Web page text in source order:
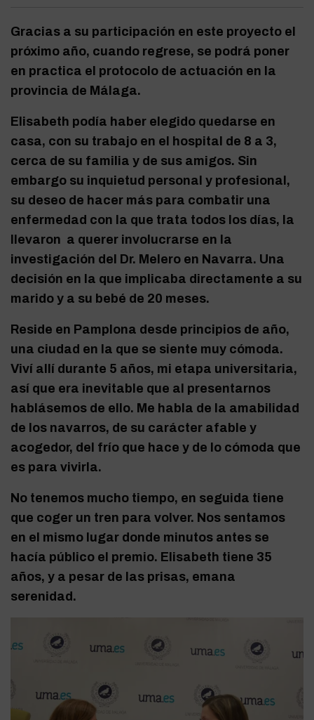
Gracias a su participación en este proyecto el
próximo año, cuando regrese, se podrá poner
en practica el protocolo de actuación en la
provincia de Málaga.
Elisabeth podía haber elegido quedarse en
casa, con su trabajo en el hospital de 8 a 3,
cerca de su familia y de sus amigos. Sin
embargo su inquietud personal y profesional,
su deseo de hacer más para combatir una
enfermedad con la que trata todos los días, la
llevaron a querer involucrarse en la
investigación del Dr. Melero en Navarra. Una
decisión en la que implicaba directamente a su
marido y a su bebé de 20 meses.
Reside en Pamplona desde principios de año,
una ciudad en la que se siente muy cómoda.
Viví allí durante 5 años, mi etapa universitaria,
así que era inevitable que al presentarnos
hablásemos de ello. Me habla de la amabilidad
de los navarros, de su carácter afable y
acogedor, del frío que hace y de lo cómoda que
es para vivirla.
No tenemos mucho tiempo, en seguida tiene
que coger un tren para volver. Nos sentamos
en el mismo lugar donde minutos antes se
hacía público el premio. Elisabeth tiene 35
años, y a pesar de las prisas, emana
serenidad.